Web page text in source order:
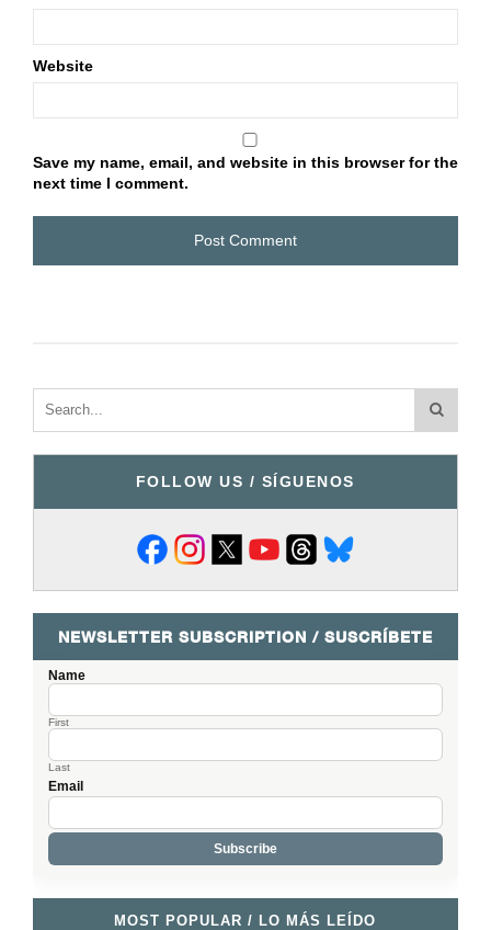
Website
Save my name, email, and website in this browser for the
next time I comment.
FOLLOW US / SÍGUENOS
NEWSLETTER SUBSCRIPTION / SUSCRÍBETE
Name
First
Last
Email
MOST POPULAR / LO MÁS LEÍDO